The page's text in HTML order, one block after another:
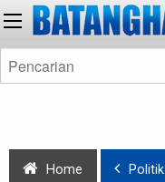
Home Politik